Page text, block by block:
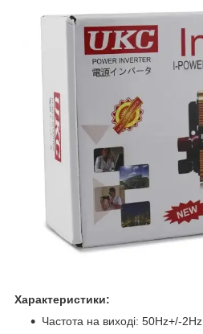
Характеристики:
Частота на виході: 50Hz+/-2Hz